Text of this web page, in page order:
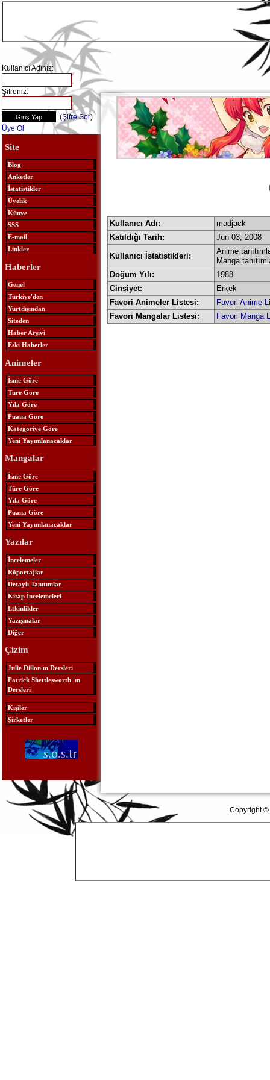
Kullanıcı Adınız:
Şifreniz:
(Şifre Sor)
Üye Ol
Site
Blog
Anketler
İstatistikler
Üyelik
Künye
SSS
E-mail
Linkler
Haberler
Genel
Türkiye'den
Yurtdışından
Siteden
Haber Arşivi
Eski Haberler
Animeler
İsme Göre
Türe Göre
Yıla Göre
Puana Göre
Kategoriye Göre
Yeni Yayımlanacaklar
Mangalar
İsme Göre
Türe Göre
Yıla Göre
Puana Göre
Yeni Yayımlanacaklar
Yazılar
İncelemeler
Röportajlar
Detaylı Tanıtımlar
Kitap İncelemeleri
Etkinlikler
Yazışmalar
Diğer
Çizim
Julie Dillon'ın Dersleri
Patrick Shettlesworth 'ın
Dersleri
Kişiler
Şirketler
Kullanıcı Adı:
madjack
Katıldığı Tarih:
Jun 03, 2008
Kullanıcı İstatistikleri:
Anime
Manga
Doğum Yılı:
1988
Cinsiyet:
Erkek
Favori Animeler Listesi:
Favori Anime
Favori Mangalar Listesi:
Favori Manga
Copyright ©